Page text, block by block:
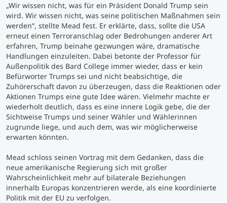
„Wir wissen nicht, was für ein Präsident Donald Trump sein
wird. Wir wissen nicht, was seine politischen Maßnahmen sein
werden“, stellte Mead fest. Er erklärte, dass, sollte die USA
erneut einen Terroranschlag oder Bedrohungen anderer Art
erfahren, Trump beinahe gezwungen wäre, dramatische
Handlungen einzuleiten. Dabei betonte der Professor für
Außenpolitik des Bard College immer wieder, dass er kein
Befürworter Trumps sei und nicht beabsichtige, die
Zuhörerschaft davon zu überzeugen, dass die Reaktionen oder
Aktionen Trumps eine gute Idee wären. Vielmehr machte er
wiederholt deutlich, dass es eine innere Logik gebe, die der
Sichtweise Trumps und seiner Wähler und Wählerinnen
zugrunde liege, und auch dem, was wir möglicherweise
erwarten könnten.
Mead schloss seinen Vortrag mit dem Gedanken, dass die
neue amerikanische Regierung sich mit großer
Wahrscheinlichkeit mehr auf bilaterale Beziehungen
innerhalb Europas konzentrieren werde, als eine koordinierte
Politik mit der EU zu verfolgen.